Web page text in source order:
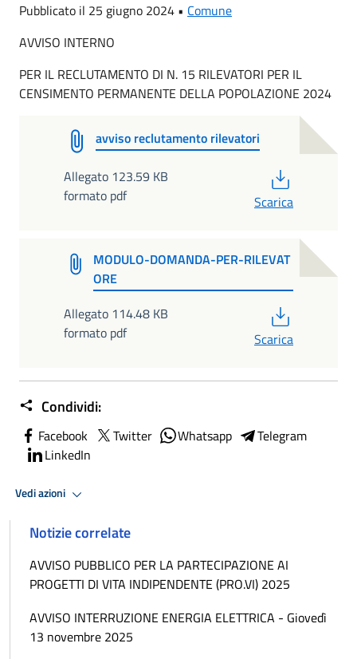
Pubblicato il 25 giugno 2024 • Comune
AVVISO INTERNO
PER IL RECLUTAMENTO DI N. 15 RILEVATORI PER IL
CENSIMENTO PERMANENTE DELLA POPOLAZIONE 2024
avviso reclutamento rilevatori
Allegato 123.59 KB
formato pdf
Scarica
MODULO-DOMANDA-PER-RILEVAT
ORE
Allegato 114.48 KB
formato pdf
Scarica
Condividi:
Facebook Twitter Whatsapp
Telegram
LinkedIn
Vedi azioni
Notizie correlate
AVVISO PUBBLICO PER LA PARTECIPAZIONE AI
PROGETTI DI VITA INDIPENDENTE (PRO.VI) 2025
AVVISO INTERRUZIONE ENERGIA ELETTRICA - Giovedì
13 novembre 2025